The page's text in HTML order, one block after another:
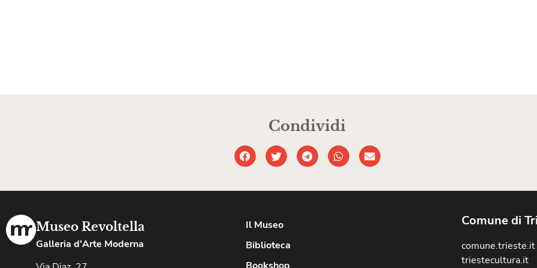
Condividi
Museo Revoltella
Galleria d'Arte Moderna
Il Museo
Biblioteca
Comune di
comune.trieste.it
triestecultura.it